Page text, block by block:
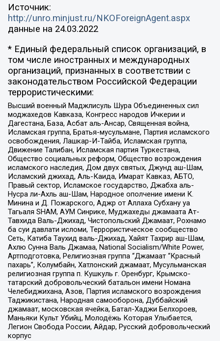
Источник:
http://unro.minjust.ru/NKOForeignAgent.aspx
данные на 24.03.2022
* Единый федеральный список организаций, в
том числе иностранных и международных
организаций, признанных в соответствии с
законодательством Российской Федерации
террористическими:
Высший военный Маджлисуль Шура Объединенных сил
моджахедов Кавказа, Конгресс народов Ичкерии и
Дагестана, База, Асбат аль-Ансар, Священная война,
Исламская группа, Братья-мусульмане, Партия исламского
освобождения, Лашкар-И-Тайба, Исламская группа,
Движение Талибан, Исламская партия Туркестана,
Общество социальных реформ, Общество возрождения
исламского наследия, Дом двух святых, Джунд аш-Шам,
Исламский джихад, Аль-Каида, Имарат Кавказ, АБТО,
Правый сектор, Исламское государство, Джабха аль-
Нусра ли-Ахль аш-Шам, Народное ополчение имени К.
Минина и Д. Пожарского, Аджр от Аллаха Субхану уа
Тагьаля SHAM, АУМ Синрике, Муджахеды джамаата Ат-
Тавхида Валь-Джихад, Чистопольский Джамаат, Рохнамо
ба суи давлати исломи, Террористическое сообщество
Сеть, Катиба Таухид валь-Джихад, Хайят Тахрир аш-Шам,
Ахлю Сунна Валь Джамаа, National Socialism/White Power,
Артподготовка, Религиозная группа “Джамаат “Красный
пахарь”, Колумбайн, Хатлонский джамаат, Мусульманская
религиозная группа п. Кушкуль г. Оренбург, Крымско-
татарский добровольческий батальон имени Номана
Челебиджихана, Азов, Партия исламского возрождения
Таджикистана, Народная самооборона, Дуббайский
джамаат, московская ячейка, Батал-Хаджи Белхороев,
Маньяки Культ Убийц, Молодёжь Которая Улыбается,
Легион Свобода России, Айдар, Русский добровольческий
корпус